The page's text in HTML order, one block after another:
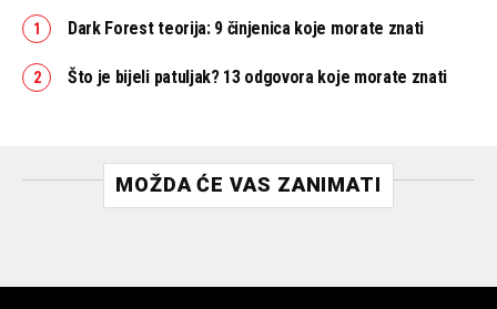
Dark Forest teorija: 9 činjenica koje morate znati
Što je bijeli patuljak? 13 odgovora koje morate znati
MOŽDA ĆE VAS ZANIMATI